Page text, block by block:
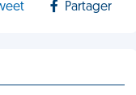
Partager